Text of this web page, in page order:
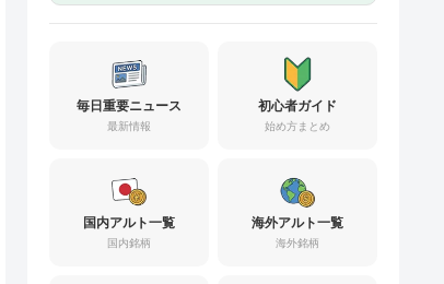
毎日重要ニュース
最新情報
初心者ガイド
始め方まとめ
国内アルト一覧
国内銘柄
海外アルト一覧
海外銘柄